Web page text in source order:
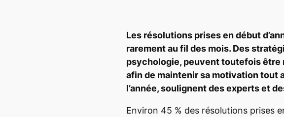
Les résolutions prises en début
rarement au fil des mois. Des
psychologie, peuvent toutefois être
afin de maintenir sa motivation tout
l’année, soulignent des experts et
Environ 45 % des résolutions prises